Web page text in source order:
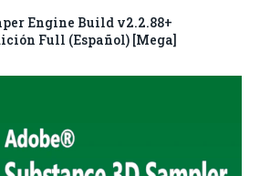
Engine Build v2.2.88+
Full (Español) [Mega]